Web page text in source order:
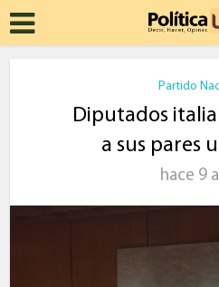
Partido
Diputados
a sus pares
hace 9